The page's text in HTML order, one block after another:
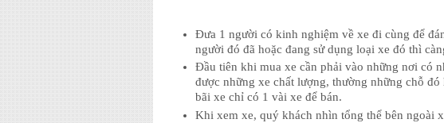
Đưa 1 người có kinh nghiệm về xe đi cùng để
người đó đã hoặc đang sử dụng loại xe đó thì
Đầu tiên khi mua xe cần phải vào những nơi có
được những xe chất lượng, thường những chỗ
bãi xe chỉ có 1 vài xe để bán.
Khi xem xe, quý khách nhìn tổng thể bên ngoài